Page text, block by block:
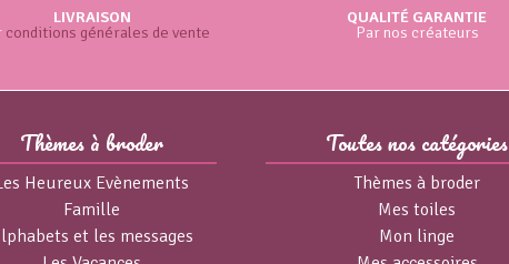
LIVRAISON
conditions générales de vente
QUALITÉ GARANTIE
Par nos créateurs
Thèmes à broder
Heureux Evènements
Famille
et les messages
Toutes nos catégories
Thèmes à broder
Mes toiles
Mon linge